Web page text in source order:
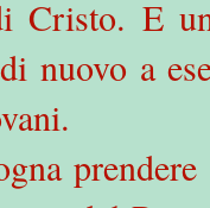
E
nuovo a